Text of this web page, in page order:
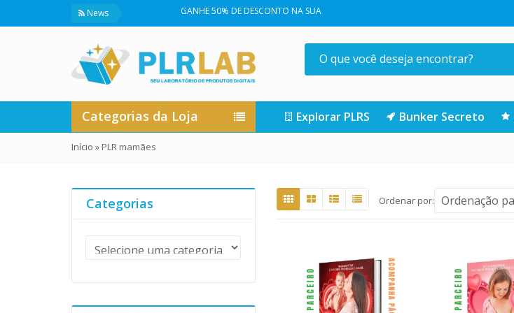
News GANHE 50% DE DESCONTO NA SUA PRIMEIRA COMPRA NA LOJA | CLIQUE AQUI
Categorias da Loja Explorar PLRS Bunker Secreto
Início » PLR mamães
Ordenar por:
Categorias